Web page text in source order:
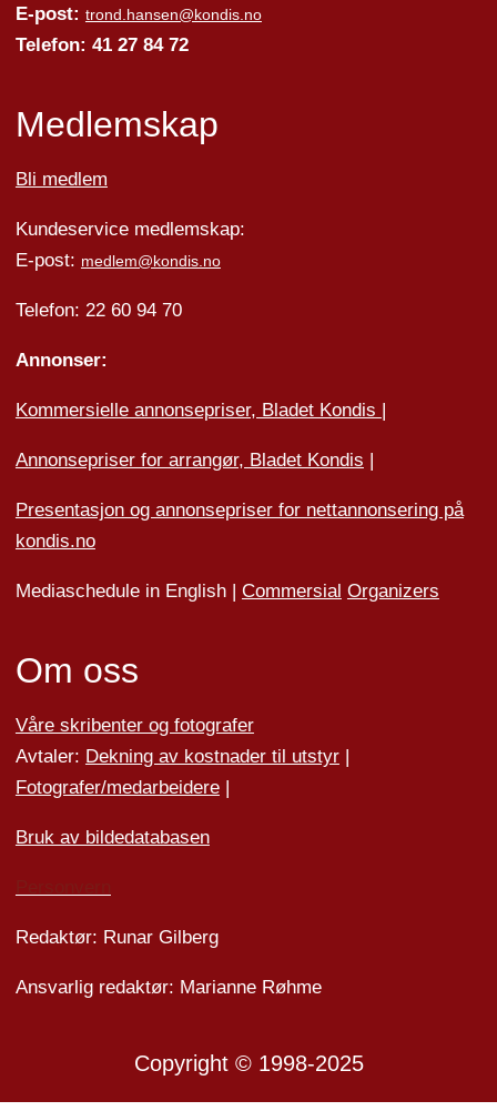
E-post: trond.hansen@kondis.no
Telefon: 41 27 84 72
Medlemskap
Bli medlem
Kundeservice medlemskap:
E-post: medlem@kondis.no
Telefon: 22 60 94 70
Annonser:
Kommersielle annonsepriser, Bladet Kondis |
Annonsepriser for arrangør, Bladet Kondis |
Presentasjon og annonsepriser for nettannonsering på
kondis.no
Mediaschedule in English | Commersial Organizers
Om oss
Våre skribenter og fotografer
Avtaler: Dekning av kostnader til utstyr|
Fotografer/medarbeidere|
Bruk av bildedatabasen
Redaktør: Runar Gilberg
Ansvarlig redaktør: Marianne Røhme
Copyright © 1998-2025